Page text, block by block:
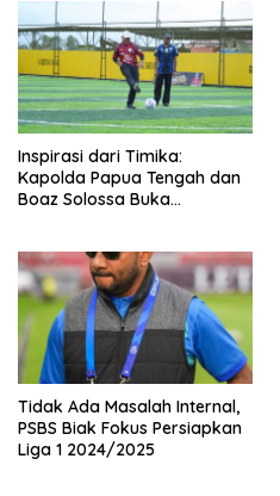
Competition 2026
Inspirasi dari Timika:
Kapolda Papua Tengah dan
Boaz Solossa Buka
Bola
Tidak Ada Masalah Internal,
PSBS Biak Fokus Persiapkan
Liga 1 2024/2025